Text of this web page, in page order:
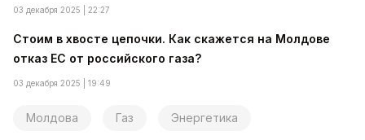
03 декабря 2025 | 22:27
Стоим в хвосте цепочки. Как скажется на Молдове
отказ ЕС от российского газа?
03 декабря 2025 | 19:49
Молдова Газ Энергетика